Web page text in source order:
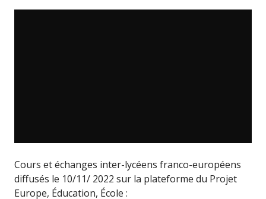
Cours et échanges inter-lycéens franco-européens
diffusés le 10/11/ 2022 sur la plateforme du Projet
Europe, Éducation, École :